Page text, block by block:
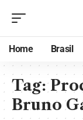
Home Brasil
Tag:
Bruno